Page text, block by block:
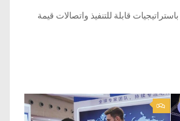
قابلة للتنفيذ واتصالات قيمة
0